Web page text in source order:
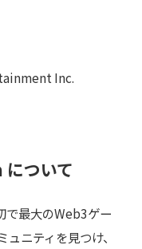
Inc.
ついて
で最大のWeb3ゲー
ニティを見つけ、